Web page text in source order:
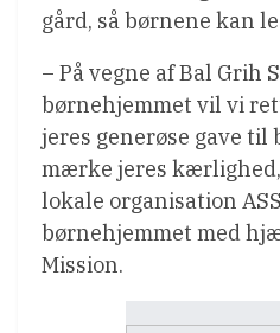
gård, så børnene kan
– På vegne af Bal Grih
børnehjemmet vil vi
jeres generøse gave til
mærke jeres
lokale organisation
børnehjemmet med
Mission.